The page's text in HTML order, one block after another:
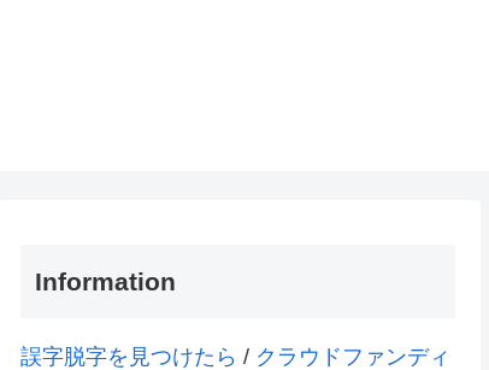
Information
誤字脱字を見つけたら / クラウドファンディ